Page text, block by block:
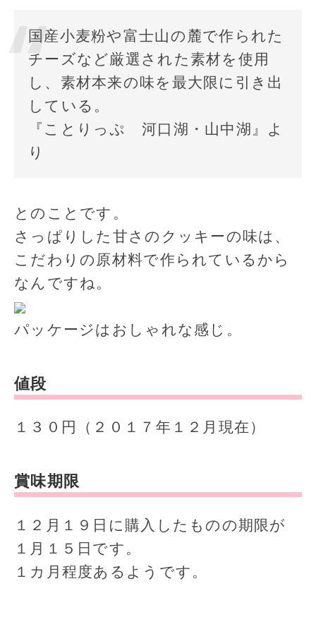
国産小麦粉や富士山の麓で作られた
チーズなど厳選された素材を使用
し、素材本来の味を最大限に引き出
している。
『ことりっぷ 河口湖・山中湖』よ
り
とのことです。
さっぱりした甘さのクッキーの味は、
こだわりの原材料で作られているから
なんですね。
パッケージはおしゃれな感じ。
値段
１３０円（２０１７年１２月現在）
賞味期限
１２月１９日に購入したものの期限が
１月１５日です。
１カ月程度あるようです。